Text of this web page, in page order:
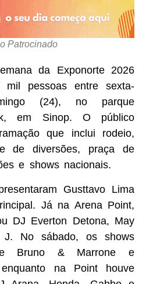
Patrocinado
da Exponorte 2026
pessoas entre sexta-
(24), no parque
em Sinop. O público
que inclui rodeio,
de diversões, praça de
e shows nacionais.
Gusttavo Lima
Já na Arena Point,
DJ Everton Detona, May
No sábado, os shows
Bruno & Marrone e
na Point houve